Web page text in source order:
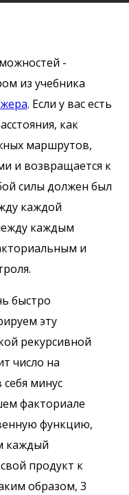
-
из учебника
. Если у вас есть
как
маршрутов,
и возвращается к
силы должен был
каждой
каждым
и
быстро
эту
рекурсивной
число на
минус
факториале
функцию,
каждый
продукт к
образом, 3